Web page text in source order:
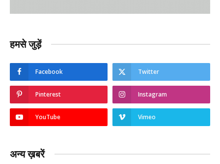
हमसे जुड़ें
Facebook Twitter
Pinterest Instagram
YouTube Vimeo
अन्य ख़बरें